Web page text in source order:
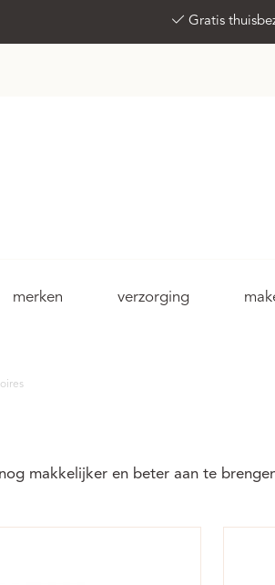
Gratis
merken verzorging
makkelijker en beter aan te